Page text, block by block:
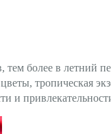
более в летний
тропическая
и